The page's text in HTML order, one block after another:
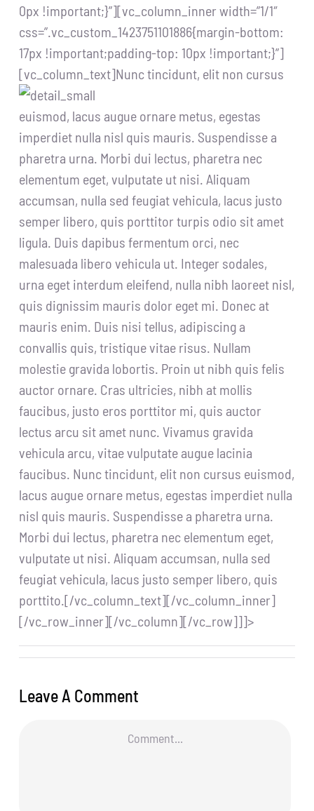
0px !important;}”][vc_column_inner width=”1/1″
css=”.vc_custom_1423751101886{margin-bottom:
17px !important;padding-top: 10px !important;}”]
[vc_column_text]Nunc tincidunt, elit non cursus
euismod, lacus augue ornare metus, egestas
imperdiet nulla nisl quis mauris. Suspendisse a
pharetra urna. Morbi dui lectus, pharetra nec
elementum eget, vulputate ut nisi. Aliquam
accumsan, nulla sed feugiat vehicula, lacus justo
semper libero, quis porttitor turpis odio sit amet
ligula. Duis dapibus fermentum orci, nec
malesuada libero vehicula ut. Integer sodales,
urna eget interdum eleifend, nulla nibh laoreet nisl,
quis dignissim mauris dolor eget mi. Donec at
mauris enim. Duis nisi tellus, adipiscing a
convallis quis, tristique vitae risus. Nullam
molestie gravida lobortis. Proin ut nibh quis felis
auctor ornare. Cras ultricies, nibh at mollis
faucibus, justo eros porttitor mi, quis auctor
lectus arcu sit amet nunc. Vivamus gravida
vehicula arcu, vitae vulputate augue lacinia
faucibus. Nunc tincidunt, elit non cursus euismod,
lacus augue ornare metus, egestas imperdiet nulla
nisl quis mauris. Suspendisse a pharetra urna.
Morbi dui lectus, pharetra nec elementum eget,
vulputate ut nisi. Aliquam accumsan, nulla sed
feugiat vehicula, lacus justo semper libero, quis
porttito.[/vc_column_text][/vc_column_inner]
[/vc_row_inner][/vc_column][/vc_row]]]>
Leave A Comment